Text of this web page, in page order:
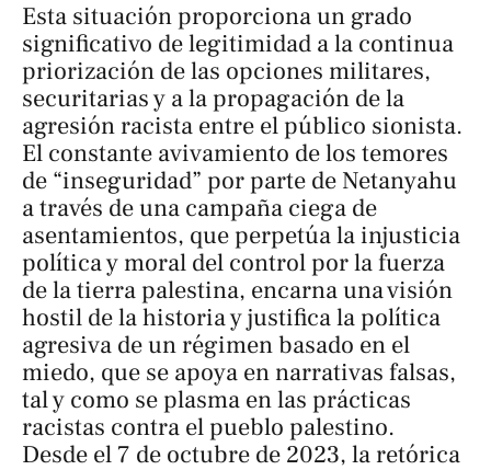
Esta situación proporciona un grado
significativo de legitimidad a la continua
priorización de las opciones militares,
securitarias y a la propagación de la
agresión racista entre el público sionista.
El constante avivamiento de los temores
de “inseguridad” por parte de Netanyahu
a través de una campaña ciega de
asentamientos, que perpetúa la injusticia
política y moral del control por la fuerza
de la tierra palestina, encarna una visión
hostil de la historia y justifica la política
agresiva de un régimen basado en el
miedo, que se apoya en narrativas falsas,
tal y como se plasma en las prácticas
racistas contra el pueblo palestino.
Desde el 7 de octubre de 2023, la retórica